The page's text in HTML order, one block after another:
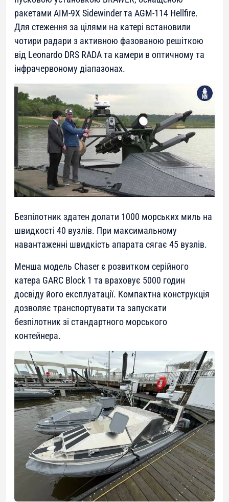
ракетами AIM-9X Sidewinder та AGM-114 Hellfire.
Для стеження за цілями на катері встановили
чотири радари з активною фазованою решіткою
від Leonardo DRS RADA та камери в оптичному та
інфрачервоному діапазонах.
Безпілотник здатен долати 1000 морських миль на
швидкості 40 вузлів. При максимальному
навантаженні швидкість апарата сягає 45 вузлів.
Менша модель Chaser є розвитком серійного
катера GARC Block 1 та враховує 5000 годин
досвіду його експлуатації. Компактна конструкція
дозволяє транспортувати та запускати
безпілотник зі стандартного морського
контейнера.